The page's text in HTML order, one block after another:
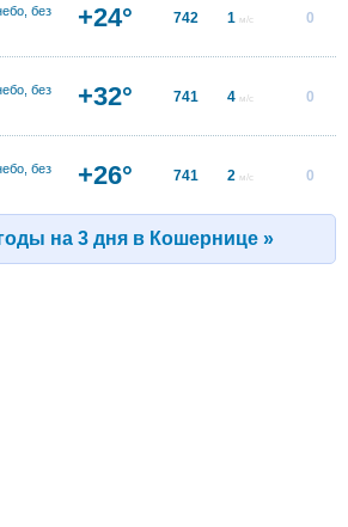
без
+24° 742 1 м/с 0
без
+32° 741 4 м/с 0
без
+26° 741 2 м/с 0
на 3 дня в Кошернице »